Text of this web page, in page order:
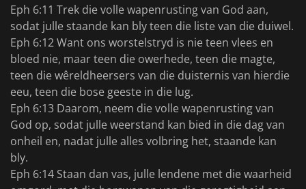
Eph 6:11 Trek die volle wapenrusting van God aan,
sodat julle staande kan bly teen die liste van die duiwel.
Eph 6:12 Want ons worstelstryd is nie teen vlees en
bloed nie, maar teen die owerhede, teen die magte,
teen die wêreldheersers van die duisternis van hierdie
eeu, teen die bose geeste in die lug.
Eph 6:13 Daarom, neem die volle wapenrusting van
God op, sodat julle weerstand kan bied in die dag van
onheil en, nadat julle alles volbring het, staande kan
bly.
Eph 6:14 Staan dan vas, julle lendene met die waarheid